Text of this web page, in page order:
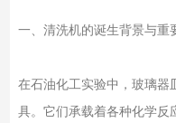
一、清洗机的诞生背景与重
在石油化工实验中，玻璃器
具。它们承载着各种化学反